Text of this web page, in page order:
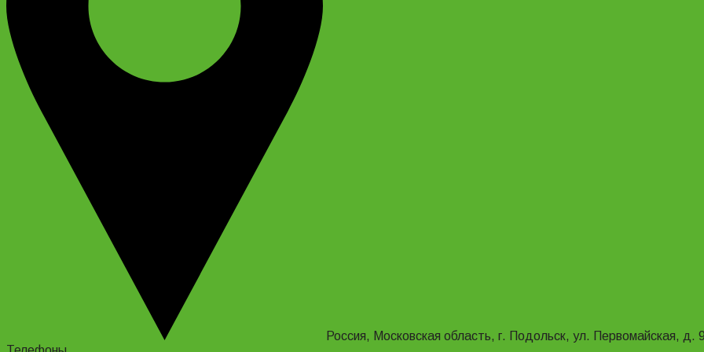
Россия, Московская область, г. Подольск, ул. Первомайская, д.